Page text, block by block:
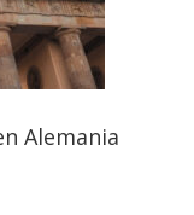
Alemania